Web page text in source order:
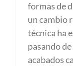
formas de
un cambio
técnica ha
pasando
acabados